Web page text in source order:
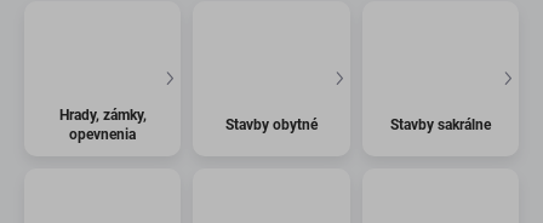
Hrady, zámky,
opevnenia
Stavby obytné Stavby sakrálne